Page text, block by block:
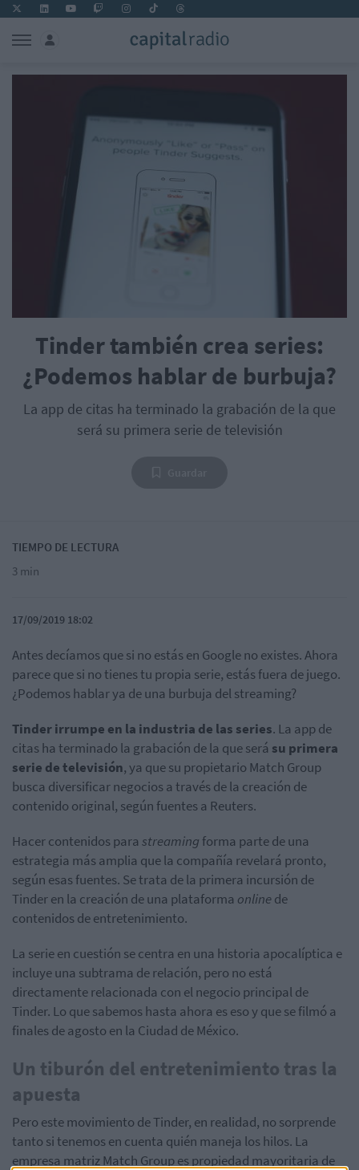
Tinder también crea series:
¿Podemos hablar de burbuja?
La app de citas ha terminado la grabación de la que
será su primera serie de televisión
TIEMPO DE LECTURA
3 min
17/09/2019 18:02
Antes decíamos que si no estás en Google no existes. Ahora
parece que si no tienes tu propia serie, estás fuera de juego.
¿Podemos hablar ya de una burbuja del streaming?
Tinder irrumpe en la industria de las series. La app de
citas ha terminado la grabación de la que será su primera
serie de televisión, ya que su propietario Match Group
busca diversificar negocios a través de la creación de
contenido original, según fuentes a Reuters.
Hacer contenidos para streaming forma parte de una
estrategia más amplia que la compañía revelará pronto,
según esas fuentes. Se trata de la primera incursión de
Tinder en la creación de una plataforma onlinede
contenidos de entretenimiento.
La serie en cuestión se centra en una historia apocalíptica e
incluye una subtrama de relación, pero no está
directamente relacionada con el negocio principal de
Tinder. Lo que sabemos hasta ahora es eso y que se filmó a
finales de agosto en la Ciudad de México.
Un tiburón del entretenimiento tras la
apuesta
Pero este movimiento de Tinder, en realidad, no sorprende
tanto si tenemos en cuenta quién maneja los hilos. La
empresa matriz Match Group es propiedad mayoritaria de